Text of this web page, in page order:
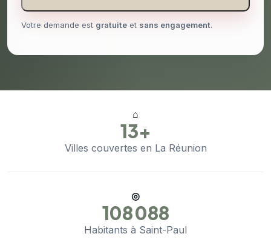
Votre demande est gratuite et sans engagement.
⌂
13+
Villes couvertes en La Réunion
◎
108 088
Habitants à Saint-Paul